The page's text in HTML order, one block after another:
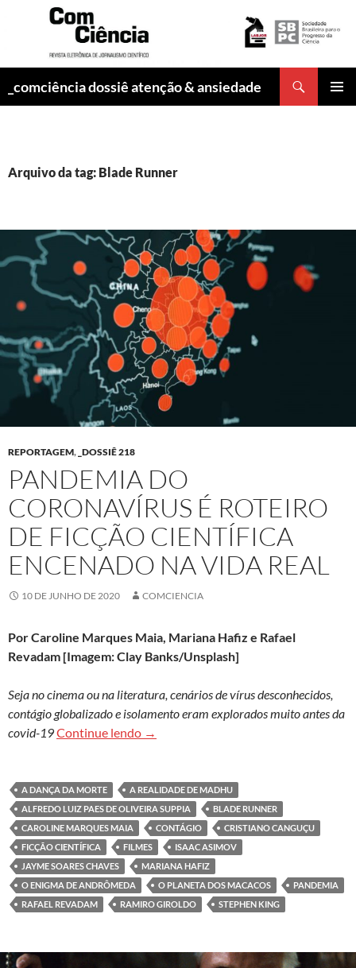
_comciência dossiê atenção & ansiedade
Arquivo da tag: Blade Runner
REPORTAGEM, _DOSSIÊ 218
PANDEMIA DO
CORONAVÍRUS É ROTEIRO
DE FICÇÃO CIENTÍFICA
ENCENADO NA VIDA REAL
10 DE JUNHO DE 2020 COMCIENCIA
PorCaroline Marques Maia, Mariana Hafiz e Rafael
Revadam [Imagem:Clay Banks/Unsplash]
Seja no cinema ou na literatura, cenários de vírus desconhecidos,
contágio globalizado e isolamento eram explorados muito antes da
covid-19Continue lendo Pandemia do coronavírus é roteiro de
→
A DANÇA DA MORTE
A REALIDADE DE MADHU
ALFREDO LUIZ PAES DE OLIVEIRA SUPPIA
BLADE RUNNER
CAROLINE MARQUES MAIA
CONTÁGIO
CRISTIANO CANGUÇU
FICÇÃO CIENTÍFICA
FILMES
ISAAC ASIMOV
JAYME SOARES CHAVES
MARIANA HAFIZ
O ENIGMA DE ANDRÔMEDA
O PLANETA DOS MACACOS
PANDEMIA
RAFAEL REVADAM
RAMIRO GIROLDO STEPHEN KING